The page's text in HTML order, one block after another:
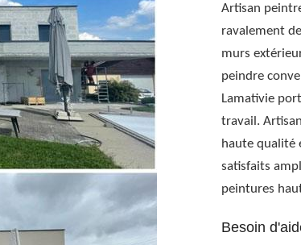
Artisan
ravalement
murs
peindre
Lamativie
travail.
haute qualité
satisfaits
peintures
Besoin